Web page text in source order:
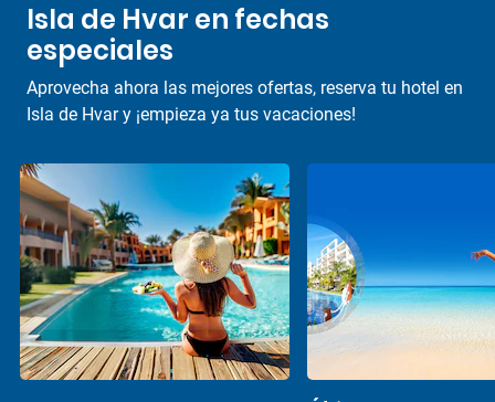
Isla de Hvar en fechas
especiales
Aprovecha ahora las mejores ofertas, reserva tu hotel en
Isla de Hvar y ¡empieza ya tus vacaciones!